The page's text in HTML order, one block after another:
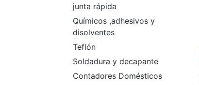
junta rápida
Químicos ,adhesivos y
disolventes
Teflón
Soldadura y decapante
Contadores Domésticos